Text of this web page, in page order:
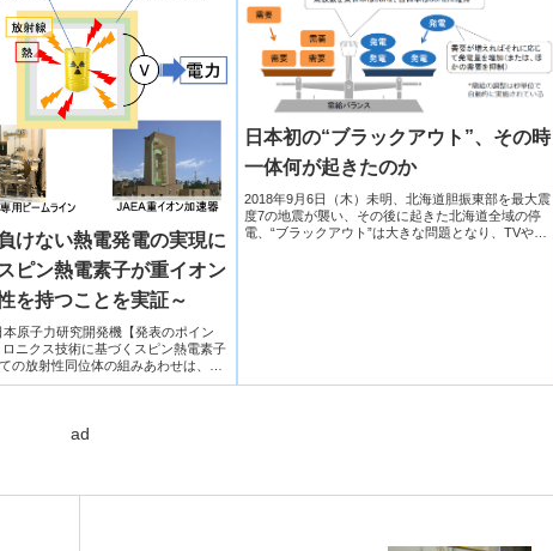
けない熱電発電の実現に
ピン熱電素子が重イオン
を持つことを実証～
原子力研究開発機【発表のポイン
ロニクス技術に基づくスピン熱電素子
の放射性同位体の組みあわせは、宇
日本初の“ブラックアウト”、その時
一体何が起きたのか
2018年9月6日（木）未明、北海道胆振東部を最大震
度7の地震が襲い、その後に起きた北海道全域の停
電、“ブラックアウト”は大きな問題となり、TVや新
ad